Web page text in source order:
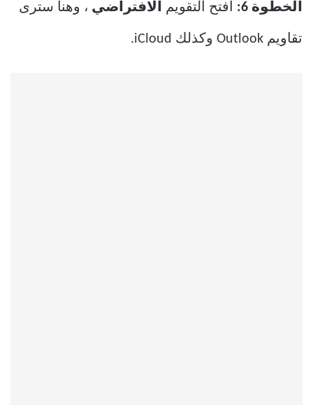
الخطوة 6: افتح التقويم الافتراضي ، وهنا سترى
تقاويم Outlook وكذلك iCloud.